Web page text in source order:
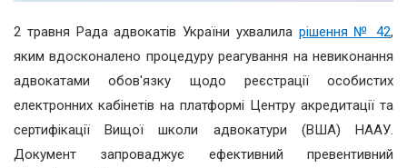
2 травня Рада адвокатів України ухвалила рішення № 42,
яким вдосконалено процедуру реагування на невиконання
адвокатами обов'язку щодо реєстрації особистих
електронних кабінетів на платформі Центру акредитації та
сертифікації Вищої школи адвокатури (ВША) НААУ.
Документ запроваджує ефективний превентивний